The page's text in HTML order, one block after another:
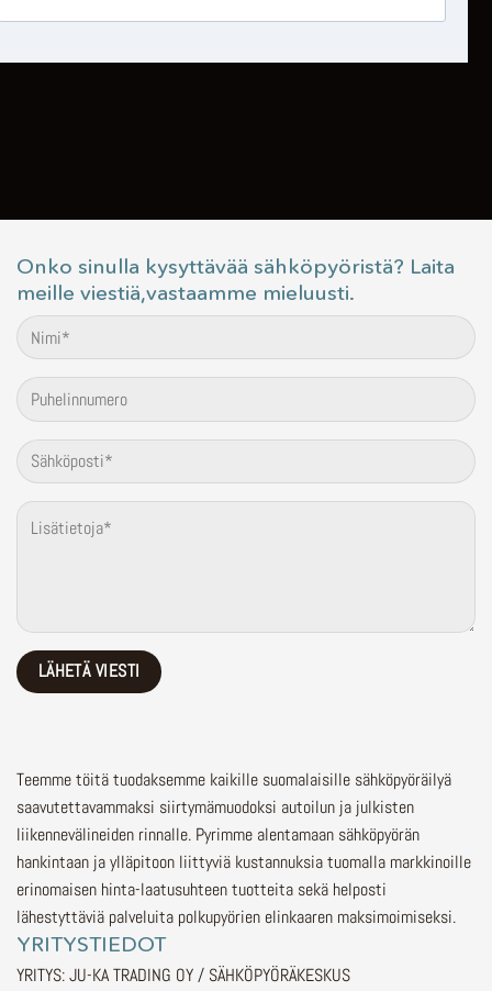
Onko sinulla kysyttävää sähköpyöristä? Laita
meille viestiä,vastaamme mieluusti.
Teemme töitä tuodaksemme kaikille suomalaisille sähköpyöräilyä
saavutettavammaksi siirtymämuodoksi autoilun ja julkisten
liikennevälineiden rinnalle. Pyrimme alentamaan sähköpyörän
hankintaan ja ylläpitoon liittyviä kustannuksia tuomalla markkinoille
erinomaisen hinta-laatusuhteen tuotteita sekä helposti
lähestyttäviä palveluita polkupyörien elinkaaren maksimoimiseksi.
YRITYSTIEDOT
YRITYS: JU-KA TRADING OY / SÄHKÖPYÖRÄKESKUS